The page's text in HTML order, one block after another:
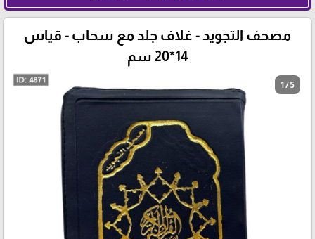
مصحف التجويد - غلاف جلد مع سحاب - قياس
14*20 سم
1 / 5